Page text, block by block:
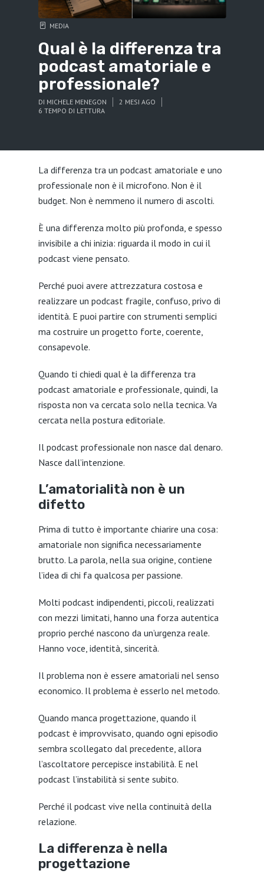
MEDIA
Qual è la differenza tra
podcast amatoriale e
professionale?
DI MICHELE MENEGON
2 MESI AGO
6 TEMPO DI LETTURA
La differenza tra un podcast amatoriale e uno
professionale non è il microfono. Non è il
budget. Non è nemmeno il numero di ascolti.
È una differenza molto più profonda, e spesso
invisibile a chi inizia: riguarda il modo in cui il
podcast viene pensato.
Perché puoi avere attrezzatura costosa e
realizzare un podcast fragile, confuso, privo di
identità. E puoi partire con strumenti semplici
ma costruire un progetto forte, coerente,
consapevole.
Quando ti chiedi qual è la differenza tra
podcast amatoriale e professionale, quindi, la
risposta non va cercata solo nella tecnica. Va
cercata nella postura editoriale.
Il podcast professionale non nasce dal denaro.
Nasce dall’intenzione.
L’amatorialità non è un
difetto
Prima di tutto è importante chiarire una cosa:
amatoriale non significa necessariamente
brutto. La parola, nella sua origine, contiene
l’idea di chi fa qualcosa per passione.
Molti podcast indipendenti, piccoli, realizzati
con mezzi limitati, hanno una forza autentica
proprio perché nascono da un’urgenza reale.
Hanno voce, identità, sincerità.
Il problema non è essere amatoriali nel senso
economico. Il problema è esserlo nel metodo.
Quando manca progettazione, quando il
podcast è improvvisato, quando ogni episodio
sembra scollegato dal precedente, allora
l’ascoltatore percepisce instabilità. E nel
podcast l’instabilità si sente subito.
Perché il podcast vive nella continuità della
relazione.
La differenza è nella
progettazione